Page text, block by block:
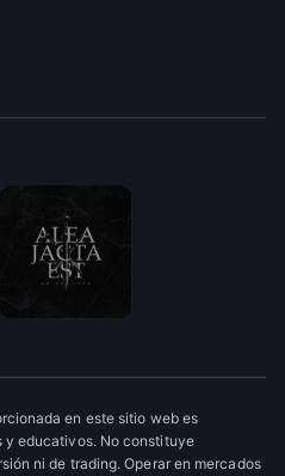
en este sitio web es
y educativos. No constituye
ni de trading. Operar en mercados